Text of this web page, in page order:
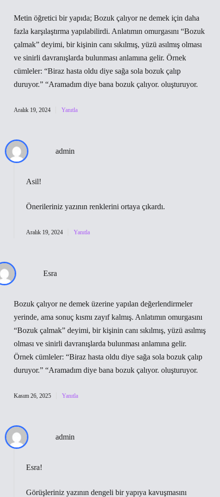
Metin öğretici bir yapıda; Bozuk çalıyor ne demek için daha
fazla karşılaştırma yapılabilirdi. Anlatımın omurgasını “Bozuk
çalmak” deyimi, bir kişinin canı sıkılmış, yüzü asılmış olması
ve sinirli davranışlarda bulunması anlamına gelir. Örnek
cümleler: “Biraz hasta oldu diye sağa sola bozuk çalıp
duruyor.” “Aramadım diye bana bozuk çalıyor. oluşturuyor.
Aralık 19, 2024 Yanıtla
admin
Asil!
Önerileriniz yazının renklerini ortaya çıkardı.
Aralık 19, 2024 Yanıtla
Esra
Bozuk çalıyor ne demek üzerine yapılan değerlendirmeler
yerinde, ama sonuç kısmı zayıf kalmış. Anlatımın omurgasını
“Bozuk çalmak” deyimi, bir kişinin canı sıkılmış, yüzü asılmış
olması ve sinirli davranışlarda bulunması anlamına gelir.
Örnek cümleler: “Biraz hasta oldu diye sağa sola bozuk çalıp
duruyor.” “Aramadım diye bana bozuk çalıyor. oluşturuyor.
Kasım 26, 2025 Yanıtla
admin
Esra!
Görüşleriniz yazının dengeli bir yapıya kavuşmasını